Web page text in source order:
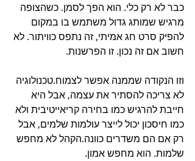
כבר לא רק כלי. הוא הפך לסמן. כשהצופה
מרגיש שמותג גדול משתמש בו במקום
להפיק סרט חג אמיתי, זה נתפס כוויתור. לא
חשוב אם זה נכון. זו הפרשנות.
וזו הנקודה שממנה אפשר לצמוח.טכנולוגיה
לא צריכה להסתיר את עצמה, אבל היא
חייבת להרגיש כמו בחירה קריאייטיבית ולא
כמו חיסכון יכול לייצר עולמות שלמים, אבל
רק אם הם משדרים כוונה.הקהל לא מחפש
שלמות. הוא מחפש אמון.